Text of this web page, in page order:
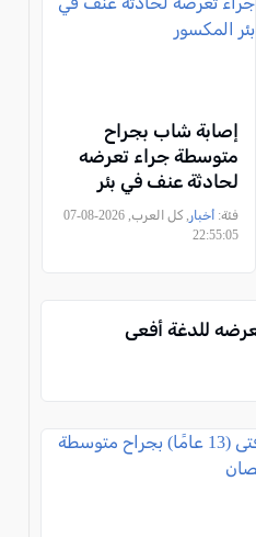
إصابة شاب بجراح
متوسطة جراء تعرضه
لحادثة عنف في بئر
المكسور
فئة:أخبار
, كل العرب, 2026-08-07
22:55:05
للدغة أفعى